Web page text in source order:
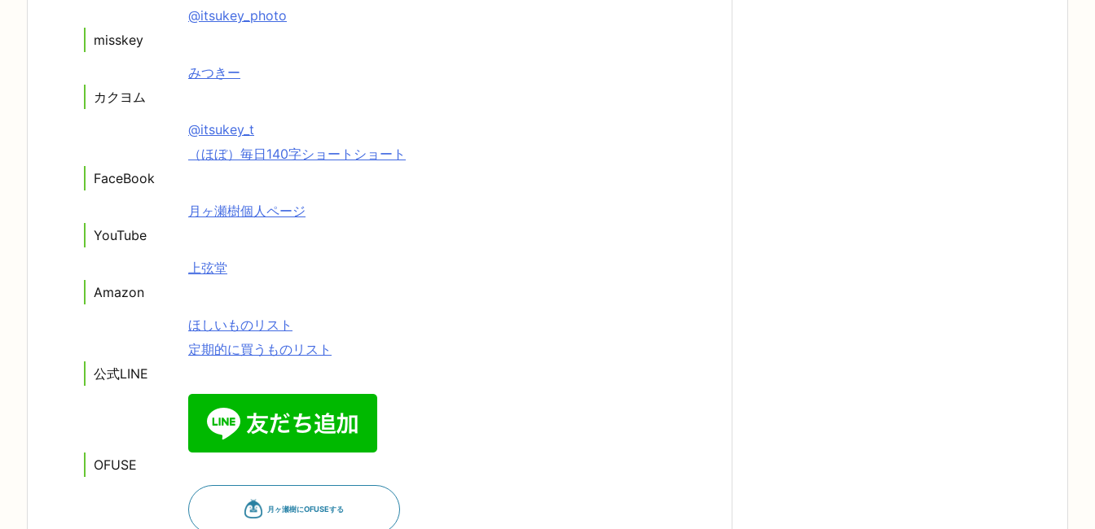
@itsukey_photo
misskey
みつきー
カクヨム
@itsukey_t
（ほぼ）毎日140字ショートショート
FaceBook
月ヶ瀬樹個人ページ
YouTube
上弦堂
Amazon
ほしいものリスト
定期的に買うものリスト
公式LINE
OFUSE